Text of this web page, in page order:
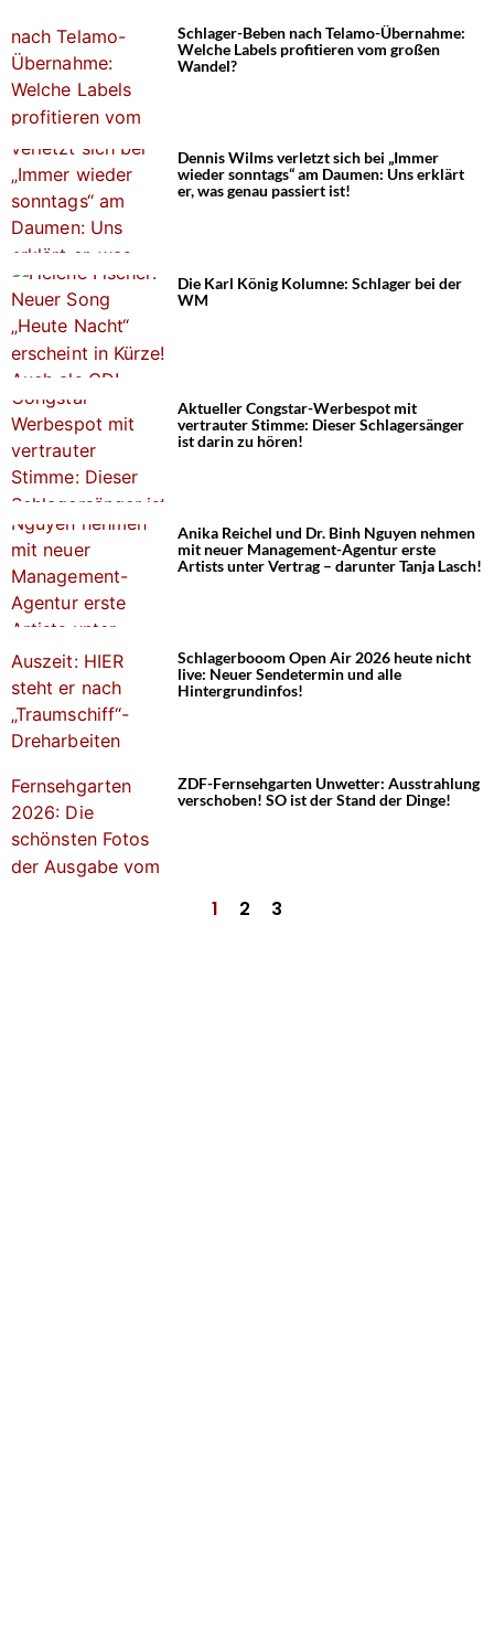
Schlager-Beben nach Telamo-Übernahme:
Welche Labels profitieren vom großen
Wandel?
Dennis Wilms verletzt sich bei „Immer
wieder sonntags“ am Daumen: Uns erklärt
er, was genau passiert ist!
Die Karl König Kolumne: Schlager bei der
WM
Aktueller Congstar-Werbespot mit
vertrauter Stimme: Dieser Schlagersänger
ist darin zu hören!
Anika Reichel und Dr. Binh Nguyen nehmen
mit neuer Management-Agentur erste
Artists unter Vertrag – darunter Tanja Lasch!
Schlagerbooom Open Air 2026 heute nicht
live: Neuer Sendetermin und alle
Hintergrundinfos!
ZDF-Fernsehgarten Unwetter: Ausstrahlung
verschoben! SO ist der Stand der Dinge!
1 2 3